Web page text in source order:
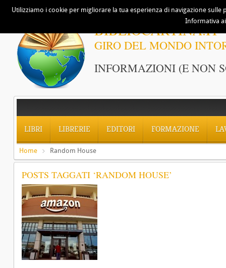
BIBLIOCARTINA.IT
GIRO DEL MONDO
INFORMAZIONI (E NON
LIBRI LIBRERIE EDITORI FORMAZIONE
Home Random House
POSTS TAGGATI ‘RANDOM HOUSE’
Utilizziamo i cookie per migliorare la tua esperienza di navigazione
Informativa ai